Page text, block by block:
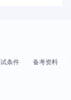
条件 备考资料